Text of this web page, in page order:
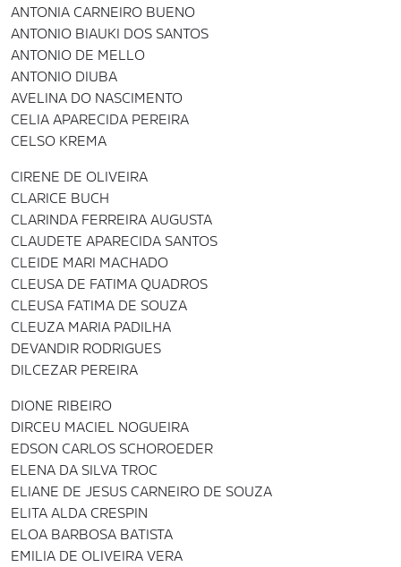
ANTONIA CARNEIRO BUENO
ANTONIO BIAUKI DOS SANTOS
ANTONIO DE MELLO
ANTONIO DIUBA
AVELINA DO NASCIMENTO
CELIA APARECIDA PEREIRA
CELSO KREMA
CIRENE DE OLIVEIRA
CLARICE BUCH
CLARINDA FERREIRA AUGUSTA
CLAUDETE APARECIDA SANTOS
CLEIDE MARI MACHADO
CLEUSA DE FATIMA QUADROS
CLEUSA FATIMA DE SOUZA
CLEUZA MARIA PADILHA
DEVANDIR RODRIGUES
DILCEZAR PEREIRA
DIONE RIBEIRO
DIRCEU MACIEL NOGUEIRA
EDSON CARLOS SCHOROEDER
ELENA DA SILVA TROC
ELIANE DE JESUS CARNEIRO DE SOUZA
ELITA ALDA CRESPIN
ELOA BARBOSA BATISTA
EMILIA DE OLIVEIRA VERA